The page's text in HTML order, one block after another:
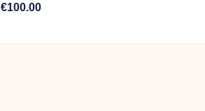
€100.00Price